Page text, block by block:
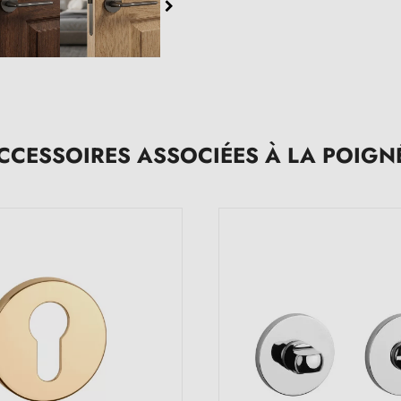
ASSOCIÉES À LA